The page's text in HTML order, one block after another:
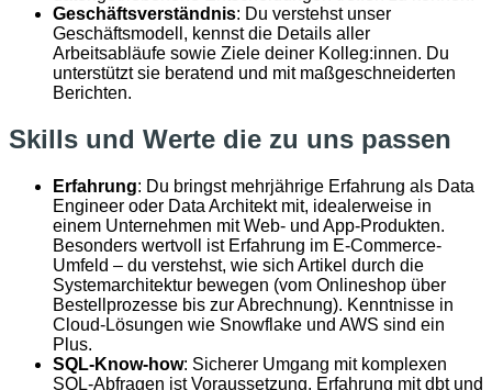
Geschäftsverständnis: Du verstehst unser
Geschäftsmodell, kennst die Details aller
Arbeitsabläufe sowie Ziele deiner Kolleg:innen. Du
unterstützt sie beratend und mit maßgeschneiderten
Berichten.
Skills und Werte die zu uns passen
Erfahrung: Du bringst mehrjährige Erfahrung als Data
Engineer oder Data Architekt mit, idealerweise in
einem Unternehmen mit Web- und App-Produkten.
Besonders wertvoll ist Erfahrung im E-Commerce-
Umfeld – du verstehst, wie sich Artikel durch die
Systemarchitektur bewegen (vom Onlineshop über
Bestellprozesse bis zur Abrechnung). Kenntnisse in
Cloud-Lösungen wie Snowflake und AWS sind ein
Plus.
SQL-Know-how: Sicherer Umgang mit komplexen
SQL-Abfragen ist Voraussetzung. Erfahrung mit dbt und